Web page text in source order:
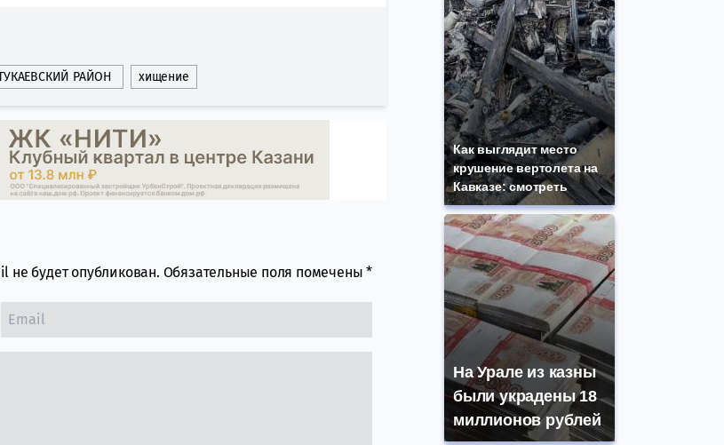
РАЙОН хищение
не будет опубликован. Обязательные поля помечены*
Как выглядит место
крушение вертолета на
Кавказе: смотреть
На Урале из казны
были украдены 18
миллионов рублей